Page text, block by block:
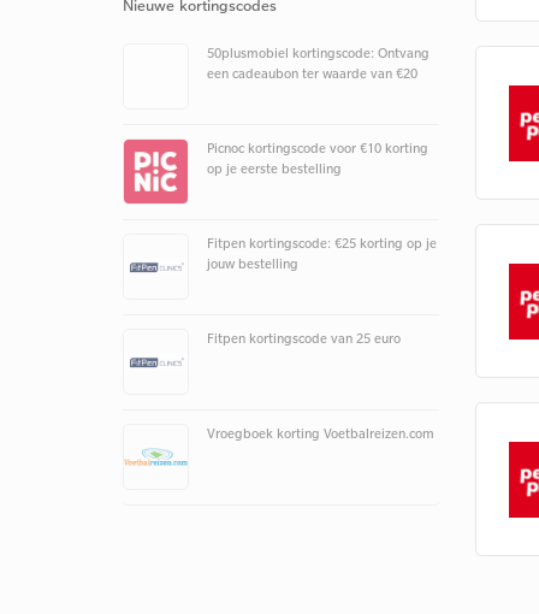
Nieuwe kortingscodes
50plusmobiel kortingscode: Ontvang
een cadeaubon ter waarde van €20
Picnoc kortingscode voor €10 korting
op je eerste bestelling
Fitpen kortingscode: €25 korting op je
jouw bestelling
Fitpen kortingscode van 25 euro
Vroegboek korting Voetbalreizen.com